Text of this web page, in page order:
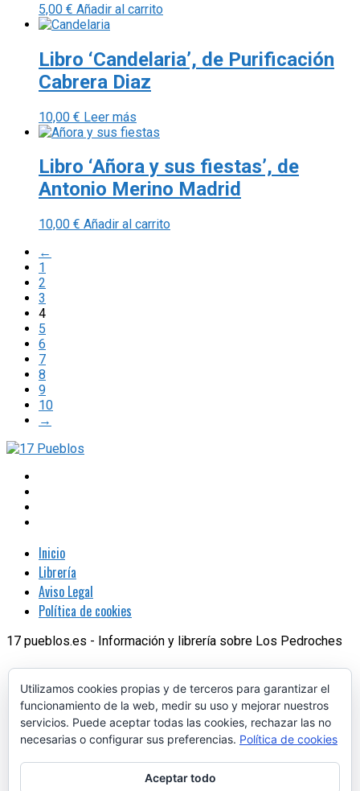
5,00 € Añadir al carrito
Libro ‘Candelaria’, de Purificación
Cabrera Diaz
10,00 € Leer más
Libro ‘Añora y sus fiestas’, de
Antonio Merino Madrid
10,00 € Añadir al carrito
←
1
2
3
4
5
6
7
8
9
10
→
Inicio
Librería
Aviso Legal
Política de cookies
17 pueblos.es - Información y librería sobre Los Pedroches
Utilizamos cookies propias y de terceros para garantizar el
funcionamiento de la web, medir su uso y mejorar nuestros
servicios. Puede aceptar todas las cookies, rechazar las no
necesarias o configurar sus preferencias. Política de cookies
Aceptar todo